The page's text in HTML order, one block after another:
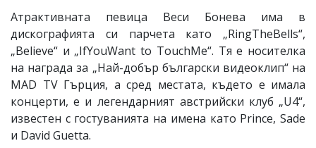
Атрактивната певица Веси Бонева има в
дискографията си парчета като „RingTheBells“,
„Believe“ и „IfYouWant to TouchMe“. Тя е носителка
на награда за „Най-добър български видеоклип“ на
МAD TV Гърция, а сред местата, където е имала
концерти, е и легендарният австрийски клуб „U4“,
известен с гостуванията на имена като Prince, Sade
и David Guetta.